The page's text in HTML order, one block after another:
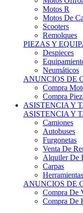
Motos R
Motos De
Scooters
Remolques
PIEZAS Y
Despieces
Neumáticos
ANUNCIOS DE
Compra
Compra
ASISTENCIA Y
ASISTENCIA Y
Camiones
Autobuses
Furgonetas
Venta De
Alquiler De
Carpas
Herramientas
ANUNCIOS DE
Compra De
Compra De